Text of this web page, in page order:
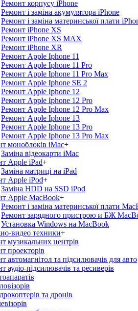
Ремонт корпусу iPhone
Ремонт і заміна акумулятора iPhone
Ремонт і заміна материнської плати
Ремонт iPhone XS
Ремонт iPhone XS MAX
Ремонт iPhone XR
Ремонт Apple Iphone 11
Ремонт Apple Iphone 11 Pro
Ремонт Apple Iphone 11 Pro Max
Ремонт Apple Iphone SE 2
Ремонт Apple Iphone 12
Ремонт Apple Iphone 12 Pro
Ремонт Apple Iphone 12 Pro Max
Ремонт Apple Iphone 13
Ремонт Apple Iphone 13 Pro
Ремонт Apple Iphone 13 Pro Max
моноблоків iMac+
Заміна відеокарти iMac
Apple iPad+
Заміна матриці на iPad
Apple iPod+
Заміна HDD на SSD iPod
Apple MacBook+
Ремонт і заміна материнської плати
Ремонт зарядного пристрою и БЖ
Установка Windows на MacBook
видео техники+
музикальних центрів
проекторів
автомагнітол та підсилювачів для авто
аудіо-підсилювачів та ресиверів
та дронів